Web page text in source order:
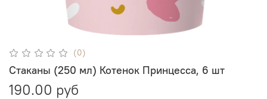
(0)
Стаканы (250 мл) Котенок Принцесса, 6 шт
190.00 руб